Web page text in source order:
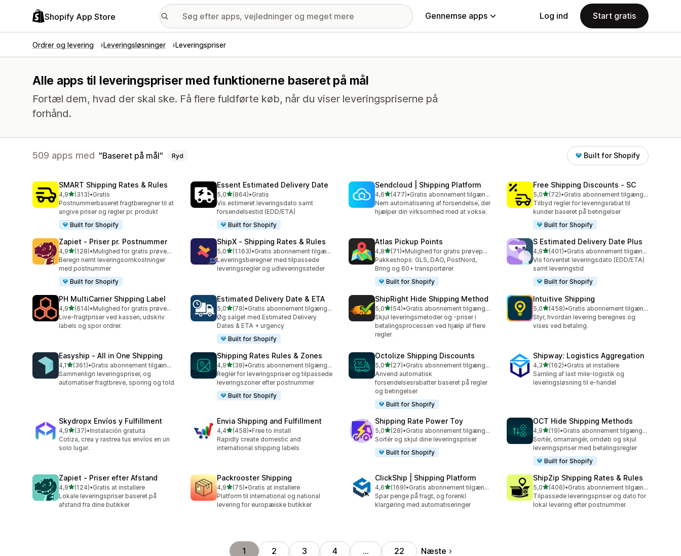
Shopify App Store Gennemse apps Log ind Start gratis
Ordrer og levering Leveringsløsninger Leveringspriser
Alle apps til leveringspriser med funktionerne baseret på mål
Fortæl dem, hvad der skal ske. Få flere fuldførte køb, når du viser leveringspriserne på
forhånd.
509 apps med Baseret på mål Ryd Built for Shopify
SMART Shipping Rates & Rules
4,9ud af 5 stjerner
(313)
313 anmeldelser i alt
•Gratis
Postnummerbaseret fragtberegner til at
angive priser og regler pr. produkt
Built for Shopify
Essent Estimated Delivery Date
5,0ud af 5 stjerner
(864)
864 anmeldelser i alt
•Gratis
Vis estimeret leveringsdato samt
forsendelsestid (EDD/ETA)
Built for Shopify
Sendcloud | Shipping Platform
4,6ud af 5 stjerner
(477)
477 anmeldelser i alt
•
Gratis abonnement tilgængeligt
Nem automatisering af forsendelse, der
hjælper din virksomhed med at vokse.
Free Shipping Discounts ‑ SC
5,0ud af 5 stjerner
(72)
72 anmeldelser i alt
•
Gratis abonnement tilgængeligt
Tilbyd regler for leveringsrabat til
kunder baseret på betingelser
Built for Shopify
Zapiet ‑ Priser pr. Postnummer
4,9ud af 5 stjerner
(128)
128 anmeldelser i alt
•
Mulighed for gratis prøveperiode
Beregn nemt leveringsomkostninger
med postnummer
Built for Shopify
ShipX ‑ Shipping Rates & Rules
5,0ud af 5 stjerner
(1.163)
1163 anmeldelser i alt
•
Gratis abonnement tilgængeligt
Leveringsberegner med tilpassede
leveringsregler og udleveringssteder
Atlas Pickup Points
4,8ud af 5 stjerner
(71)
71 anmeldelser i alt
•
Mulighed for gratis prøveperiode
Pakkeshops: GLS, DAO, PostNord,
Bring og 60+ transportører
Built for Shopify
S Estimated Delivery Date Plus
4,9ud af 5 stjerner
(401)
401 anmeldelser i alt
•
Gratis abonnement tilgængeligt
Vis forventet leveringsdato (EDD/ETA)
samt leveringstid
Built for Shopify
PH MultiCarrier Shipping Label
4,9ud af 5 stjerner
(614)
614 anmeldelser i alt
•
Mulighed for gratis prøveperiode
Live-fragtpriser ved kassen, udskriv
labels og spor ordrer.
Estimated Delivery Date & ETA
5,0ud af 5 stjerner
(78)
78 anmeldelser i alt
•
Gratis abonnement tilgængeligt
Øg salget med Estimated Delivery
Dates & ETA + urgency
Built for Shopify
ShipRight Hide Shipping Method
5,0ud af 5 stjerner
(54)
54 anmeldelser i alt
•
Gratis abonnement tilgængeligt
Skjul leveringsmetoder og -priser i
betalingsprocessen ved hjælp af flere
regler.
Intuitive Shipping
5,0ud af 5 stjerner
(458)
458 anmeldelser i alt
•
Gratis abonnement tilgængeligt
Styr, hvordan levering beregnes og
vises ved betaling.
Easyship ‑ All in One Shipping
4,1ud af 5 stjerner
(361)
361 anmeldelser i alt
•
Gratis abonnement tilgængeligt
Sammenlign leveringspriser, og
automatiser fragtbreve, sporing og told
Shipping Rates Rules & Zones
4,9ud af 5 stjerner
(38)
38 anmeldelser i alt
•
Gratis abonnement tilgængeligt
Regler for leveringspriser og tilpassede
leveringszoner efter postnummer
Built for Shopify
Octolize Shipping Discounts
5,0ud af 5 stjerner
(27)
27 anmeldelser i alt
•
Gratis abonnement tilgængeligt
Anvend automatisk
forsendelsesrabatter baseret på regler
og betingelser
Built for Shopify
Shipway: Logistics Aggregation
4,3ud af 5 stjerner
(162)
162 anmeldelser i alt
•Gratis at installere
Samling af last mile-logistik og
leveringsløsning til e-handel
Skydropx Envíos y Fulfillment
4,9ud af 5 stjerner
(37)
37 anmeldelser i alt
•Instalación gratuita
Cotiza, crea y rastrea tus envíos en un
solo lugar.
Envia Shipping and Fulfillment
4,4ud af 5 stjerner
(458)
458 anmeldelser i alt
•Free to install
Rapidly create domestic and
international shipping labels
Shipping Rate Power Toy
5,0ud af 5 stjerner
(28)
28 anmeldelser i alt
•
Gratis abonnement tilgængeligt
Sortér og skjul dine leveringspriser
Built for Shopify
OCT Hide Shipping Methods
4,9ud af 5 stjerner
(19)
19 anmeldelser i alt
•
Gratis abonnement tilgængeligt
Sortér, omarrangér, omdøb og skjul
leveringspriser med betalingsregler
Built for Shopify
Zapiet ‑ Priser efter Afstand
4,9ud af 5 stjerner
(124)
124 anmeldelser i alt
•Gratis at installere
Lokale leveringspriser baseret på
afstand fra dine butikker
Packrooster Shipping
4,9ud af 5 stjerner
(75)
75 anmeldelser i alt
•Gratis at installere
Platform til international og national
levering for europæiske butikker
ClickShip | Shipping Platform
4,6ud af 5 stjerner
(169)
169 anmeldelser i alt
•
Gratis abonnement tilgængeligt
Spar penge på fragt, og forenkl
klargøring med automatiseringer
ShipZip Shipping Rates & Rules
5,0ud af 5 stjerner
(406)
406 anmeldelser i alt
•
Gratis abonnement tilgængeligt
Tilpassede leveringspriser og dato for
lokal levering efter postnummer.
1 2 3 4 … 22 Næste